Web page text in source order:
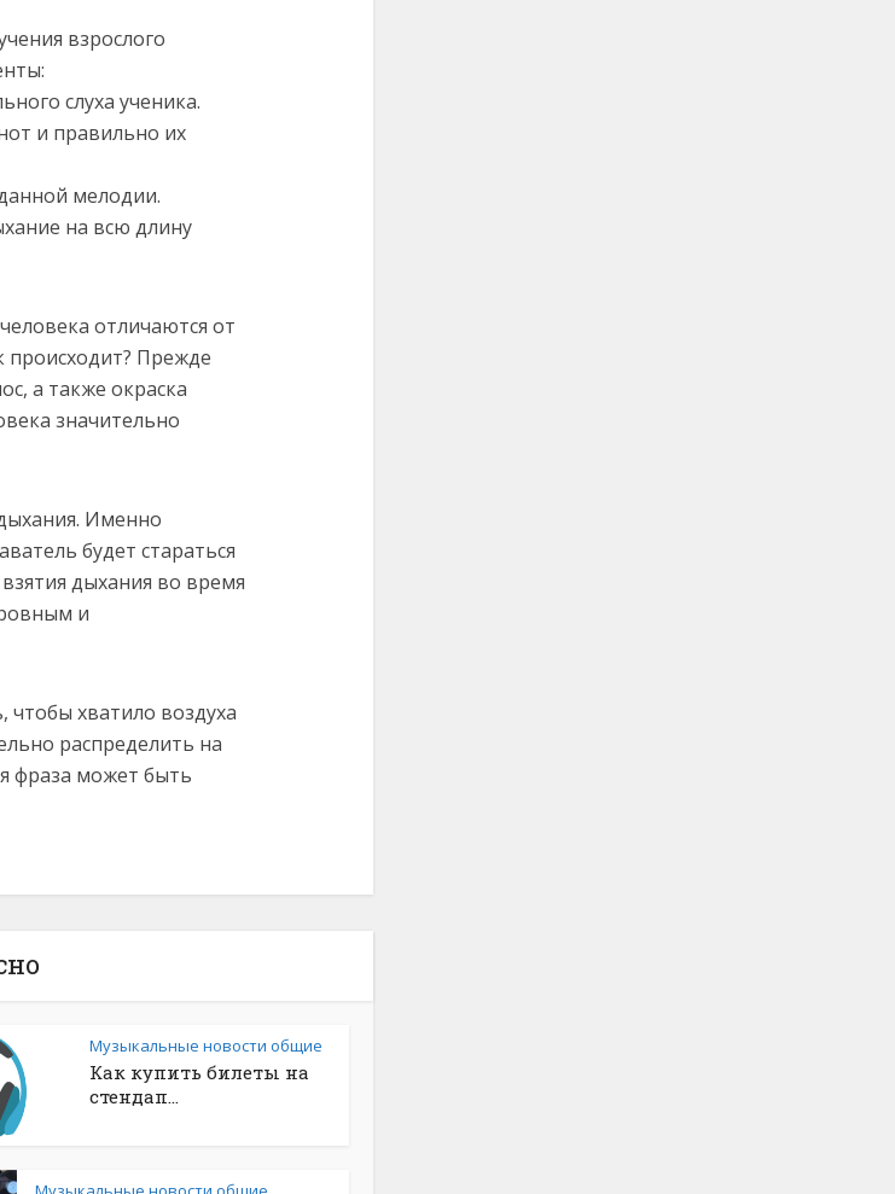
взрослого
слуха ученика.
и правильно их
мелодии.
на всю длину
отличаются от
происходит? Прежде
а также окраска
значительно
Именно
будет стараться
дыхания во время
и
хватило воздуха
распределить на
фраза может быть
Музыкальные новости общие
Как купить билеты на
стендап...